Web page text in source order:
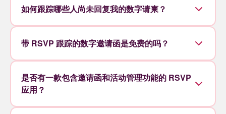
如何跟踪哪些人尚未回复我的数字请柬？
带 RSVP 跟踪的数字邀请函是免费的吗？
是否有一款包含邀请函和活动管理功能的 RSVP
应用？